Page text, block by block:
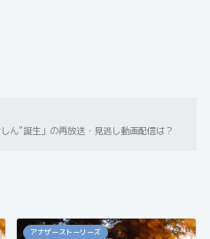
ん”誕生」の再放送・見逃し動画配信は？
アナザーストーリーズ